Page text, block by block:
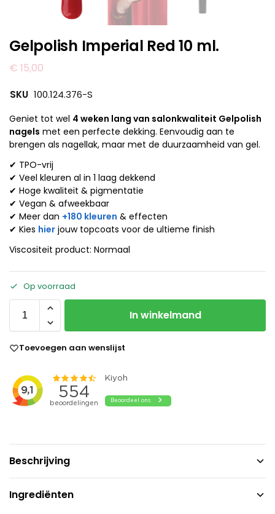
Gelpolish Imperial Red 10 ml.
€ 15,00
SKU 100.124.376-S
Geniet tot wel 4 weken lang van salonkwaliteit Gelpolish
nagels met een perfecte dekking. Eenvoudig aan te
brengen als nagellak, maar met de duurzaamheid van gel.
✔ TPO-vrij
✔ Veel kleuren al in 1 laag dekkend
✔ Hoge kwaliteit & pigmentatie
✔ Vegan & afweekbaar
✔ Meer dan +180 kleuren & effecten
✔ Kies hier jouw topcoats voor de ultieme finish
Viscositeit product: Normaal
Op voorraad
In winkelmand
Toevoegen aan wenslijst
Beschrijving
Ingrediënten